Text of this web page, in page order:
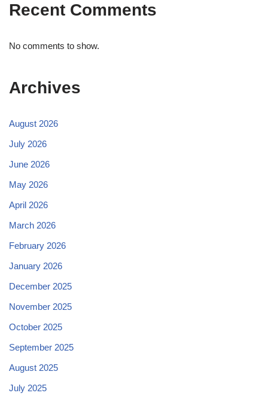
Recent Comments
No comments to show.
Archives
August 2026
July 2026
June 2026
May 2026
April 2026
March 2026
February 2026
January 2026
December 2025
November 2025
October 2025
September 2025
August 2025
July 2025